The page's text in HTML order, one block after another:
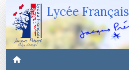
Lycée Français